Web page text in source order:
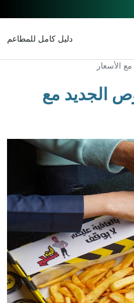
دليل كامل للمطاعم
الأسعار
الجديد مع